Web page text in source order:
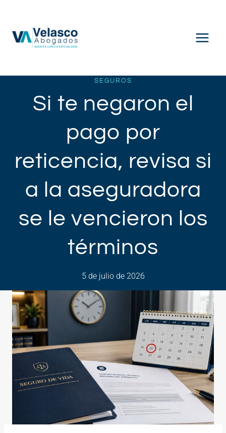
contenido
SEGUROS
Si te negaron el
pago por
reticencia, revisa si
a la aseguradora
se le vencieron los
términos
5 de julio de 2026